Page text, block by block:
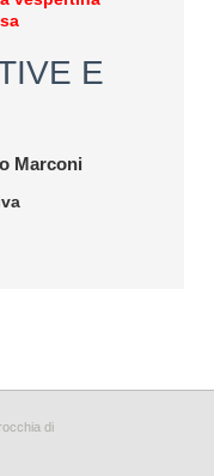
E
Marconi
di